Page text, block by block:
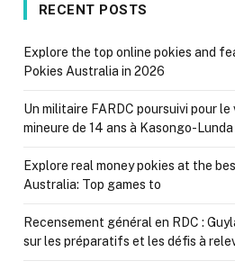
RECENT POSTS
Explore the top online pokies and
Pokies Australia in 2026
Un militaire FARDC poursuivi pour le
mineure de 14 ans à Kasongo-
Explore real money pokies at the
Australia: Top games to
Recensement général en RDC :
sur les préparatifs et les défis à